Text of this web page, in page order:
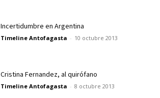
Incertidumbre en Argentina
Timeline Antofagasta - 10 octubre 2013
Cristina Fernandez, al quirófano
Timeline Antofagasta - 8 octubre 2013